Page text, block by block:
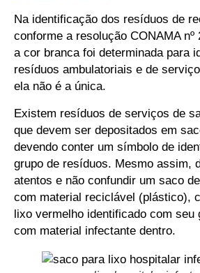
Na identificação dos resíduos de
conforme a resolução CONAMA nº
a cor branca foi determinada para
resíduos ambulatoriais e de
ela não é a única.
Existem resíduos de serviços de
que devem ser depositados em
devendo conter um símbolo de
grupo de resíduos. Mesmo assim,
atentos e não confundir um saco
com material reciclável (plástico),
lixo vermelho identificado com seu
com material infectante dentro.